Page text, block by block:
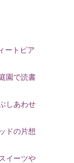
ートピア
園で読書
しあわせ
ドの片想
イーツや